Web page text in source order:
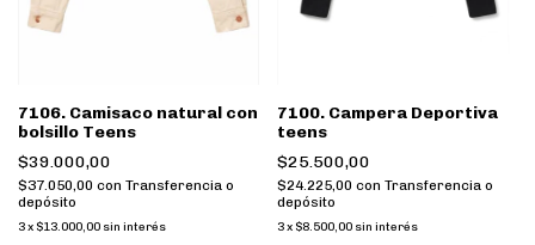
7106. Camisaco natural con
bolsillo Teens
$39.000,00
$37.050,00 con Transferencia o
depósito
3x $13.000,00 sin interés
7100. Campera Deportiva
teens
$25.500,00
$24.225,00 con Transferencia o
depósito
3 x $8.500,00 sin interés